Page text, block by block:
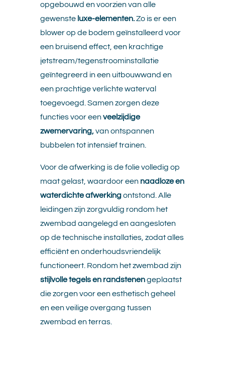
opgebouwd en voorzien van alle
gewensteluxe-elementen.Zo is er een
blower op de bodem geïnstalleerd voor
een bruisend effect, een krachtige
jetstream/tegenstroominstallatie
geïntegreerd in een uitbouwwand en
een prachtige verlichte waterval
toegevoegd. Samen zorgen deze
functies voor eenveelzijdige
zwemervaring,van ontspannen
bubbelen tot intensief trainen.
Voor de afwerking is de folie volledig op
maat gelast, waardoor een naadloze en
waterdichte afwerkingontstond. Alle
leidingen zijn zorgvuldig rondom het
zwembad aangelegd en aangesloten
op de technische installaties, zodat alles
efficiënt en onderhoudsvriendelijk
functioneert. Rondom het zwembad zijn
stijlvolle tegels en randstenengeplaatst
die zorgen voor een esthetisch geheel
en een veilige overgang tussen
zwembad en terras.